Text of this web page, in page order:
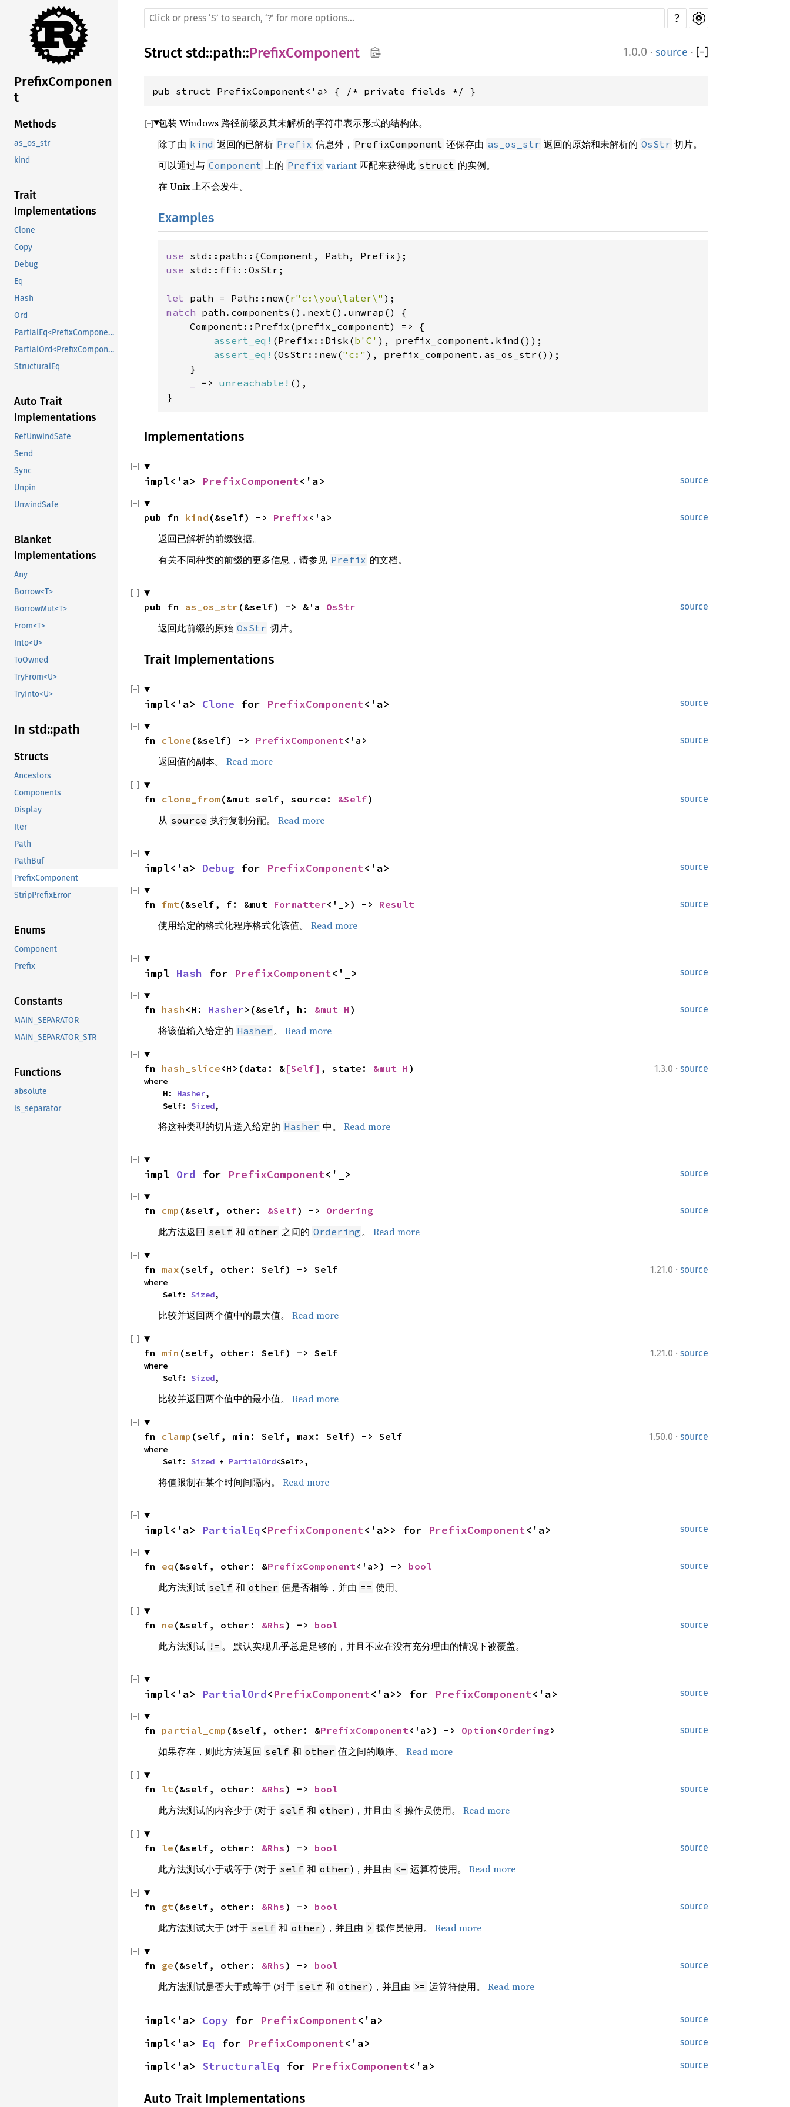
PrefixComponen
t
Methods
as_os_str
kind
Trait
Implementations
Clone
Copy
Debug
Eq
Hash
Ord
PartialEq<PrefixComponent<'a>>
PartialOrd<PrefixComponent<'a>>
StructuralEq
Auto Trait
Implementations
RefUnwindSafe
Send
Sync
Unpin
UnwindSafe
Blanket
Implementations
Any
Borrow<T>
BorrowMut<T>
From<T>
Into<U>
ToOwned
TryFrom<U>
TryInto<U>
In std::path
Structs
Ancestors
Components
Display
Iter
Path
PathBuf
PrefixComponent
StripPrefixError
Enums
Component
Prefix
Constants
MAIN_SEPARATOR
MAIN_SEPARATOR_STR
Functions
absolute
is_separator
?
Struct std::path::PrefixComponent 1.0.0 · source · [−]
pub struct PrefixComponent<'a> { /* private fields */ }
包装 Windows 路径前缀及其未解析的字符串表示形式的结构体。
除了由 kind 返回的已解析 Prefix 信息外， PrefixComponent 还保存由 as_os_str 返回的原始和未解析的 OsStr 切片。
可以通过与 Component 上的 Prefix variant 匹配来获得此 struct 的实例。
在 Unix 上不会发生。
Examples
use
use std::ffi::OsStr;
let path = Path::new( r"c:\you\later\"
match path.components().next().unwrap() {
    Component::Prefix(prefix_component) => {
assert_eq! (Prefix::Disk(b'C' ), prefix_component.kind());
assert_eq! (OsStr::new("c:" ), prefix_component.as_os_str());
    }
=> unreachable! (),
}
Implementations
source
impl<'a> PrefixComponent<'a>
source
pub fn kind (&self) -> Prefix<'a>
返回已解析的前缀数据。
有关不同种类的前缀的更多信息，请参见 Prefix 的文档。
source
pub fn as_os_str (&self) -> &'a OsStr
返回此前缀的原始 OsStr 切片。
Trait Implementations
source
impl<'a> Clone for PrefixComponent<'a>
source
fn clone (&self) -> PrefixComponent<'a>
返回值的副本。 Read more
source
fn clone_from (&mut self, source: &Self)
从 source 执行复制分配。 Read more
source
impl<'a> Debug for PrefixComponent<'a>
source
fn fmt(&self, f: &mut Formatter<'_>) -> Result
使用给定的格式化程序格式化该值。 Read more
source
impl Hash for PrefixComponent<'_>
source
fn hash <H: Hasher>(&self, h: &mut H )
将该值输入给定的 Hasher 。 Read more
1.3.0 · source
fn hash_slice<H>(data: &[Self] , state: &mut H )
where
    H:
Hasher,
    Self:
Sized,
将这种类型的切片送入给定的 Hasher 中。 Read more
source
impl Ord for PrefixComponent<'_>
source
fn cmp (&self, other: &Self) -> Ordering
此方法返回 self 和 other 之间的 Ordering 。 Read more
1.21.0 · source
fn max (self, other: Self) -> Self
where
    Self:
Sized,
比较并返回两个值中的最大值。 Read more
1.21.0 · source
fn min (self, other: Self) -> Self
where
    Self:
Sized,
比较并返回两个值中的最小值。 Read more
1.50.0 · source
fn clamp (self, min: Self, max: Self) -> Self
where
    Self:
Sized + PartialOrd<Self>,
将值限制在某个时间间隔内。 Read more
source
impl<'a> PartialEq<PrefixComponent<'a>> for PrefixComponent<'a>
source
fn eq (&self, other: &PrefixComponent<'a>) -> bool
此方法测试 self 和 other 值是否相等，并由 == 使用。
source
fn ne (&self, other: &Rhs ) -> bool
此方法测试 != 。 默认实现几乎总是足够的，并且不应在没有充分理由的情况下被覆盖。
source
impl<'a> PartialOrd<PrefixComponent<'a>> for PrefixComponent<'a>
source
fn partial_cmp (&self, other: &PrefixComponent<'a>) -> Option <Ordering>
如果存在，则此方法返回 self 和 other 值之间的顺序。 Read more
source
fn lt(&self, other: &Rhs ) -> bool
此方法测试的内容少于 (对于 self 和 other)，并且由 < 操作员使用。 Read more
source
fn le (&self, other: &Rhs ) -> bool
此方法测试小于或等于 (对于 self 和 other)，并且由 <= 运算符使用。 Read more
source
fn gt(&self, other: &Rhs ) -> bool
此方法测试大于 (对于 self 和 other)，并且由 > 操作员使用。 Read more
source
fn ge (&self, other: &Rhs ) -> bool
此方法测试是否大于或等于 (对于 self 和 other)，并且由 >= 运算符使用。 Read more
source
impl<'a> Copy for PrefixComponent<'a>
source
impl<'a> Eq for PrefixComponent<'a>
source
impl<'a> StructuralEq for PrefixComponent<'a>
Auto Trait Implementations